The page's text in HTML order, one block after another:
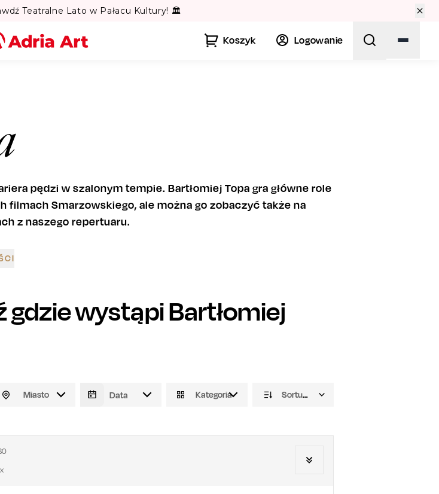
Teatralne Lato w Pałacu Kultury! 🏛️
Koszyk Logowanie
pędzi w szalonym tempie. Bartłomiej Topa gra główne role
filmach Smarzowskiego, ale można go zobaczyć także na
z naszego repertuaru.
gdzie wystąpiBartłomiej
Miasto Kategoria Sortuj domyślnie